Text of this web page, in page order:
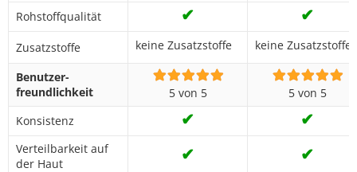
Rohstoffqualität ✔ ✔
Zusatzstoffe keine Zusatzstoffe keine Zusatzstoffe
Benutzer­
freundlichkeit
5 von 5
5 von 5
Konsistenz
✔ ✔
Verteilbarkeit auf
der Haut
✔ ✔